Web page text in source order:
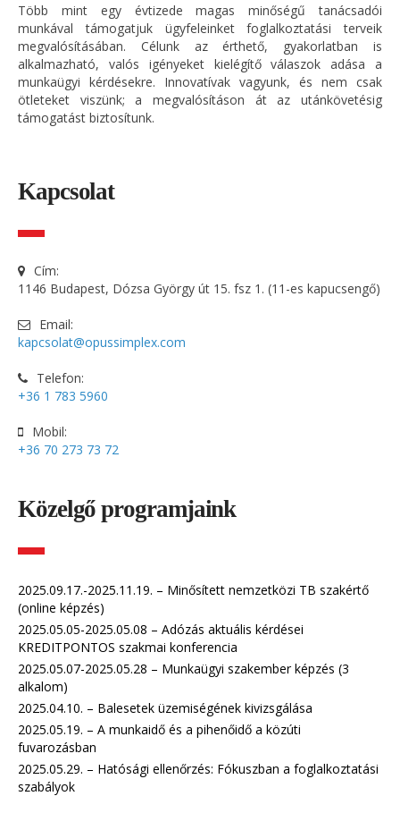
Több mint egy évtizede magas minőségű tanácsadói
munkával támogatjuk ügyfeleinket foglalkoztatási terveik
megvalósításában. Célunk az érthető, gyakorlatban is
alkalmazható, valós igényeket kielégítő válaszok adása a
munkaügyi kérdésekre. Innovatívak vagyunk, és nem csak
ötleteket viszünk; a megvalósításon át az utánkövetésig
támogatást biztosítunk.
Kapcsolat
Cím:
1146 Budapest, Dózsa György út 15. fsz 1. (11-es kapucsengő)
Email:
kapcsolat@opussimplex.com
Telefon:
+36 1 783 5960
Mobil:
+36 70 273 73 72
Közelgő programjaink
2025.09.17.-2025.11.19. – Minősített nemzetközi TB szakértő
(online képzés)
2025.05.05-2025.05.08 – Adózás aktuális kérdései
KREDITPONTOS szakmai konferencia
2025.05.07-2025.05.28 – Munkaügyi szakember képzés (3
alkalom)
2025.04.10. – Balesetek üzemiségének kivizsgálása
2025.05.19. – A munkaidő és a pihenőidő a közúti
fuvarozásban
2025.05.29. – Hatósági ellenőrzés: Fókuszban a foglalkoztatási
szabályok